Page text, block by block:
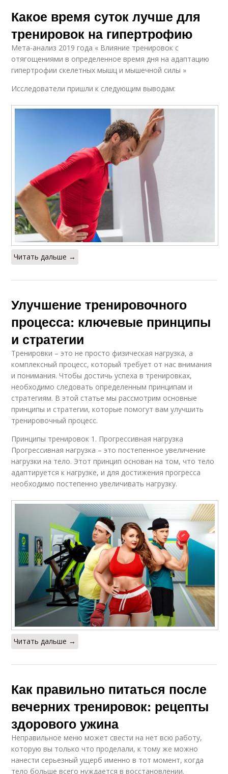
Какое время суток лучше для
тренировок на гипертрофию
Мета-анализ 2019 года « Влияние тренировок с
отягощениями в определенное время дня на адаптацию
гипертрофии скелетных мышц и мышечной силы »
Исследователи пришли к следующим выводам:
Читать дальше →
Улучшение тренировочного
процесса: ключевые принципы
и стратегии
Тренировки – это не просто физическая нагрузка, а
комплексный процесс, который требует от нас внимания
и понимания. Чтобы достичь успеха в тренировках,
необходимо следовать определенным принципам и
стратегиям. В этой статье мы рассмотрим основные
принципы и стратегии, которые помогут вам улучшить
тренировочный процесс.
Принципы тренировок 1. Прогрессивная нагрузка
Прогрессивная нагрузка – это постепенное увеличение
нагрузки на тело. Этот принцип основан на том, что тело
адаптируется к нагрузке, и для достижения прогресса
необходимо постепенно увеличивать нагрузку.
Читать дальше →
Как правильно питаться после
вечерних тренировок: рецепты
здорового ужина
Неправильное меню может свести на нет всю работу,
которую вы только что проделали, к тому же можно
нанести серьезный ущерб именно в тот момент, когда
тело больше всего нуждается в восстановлении.